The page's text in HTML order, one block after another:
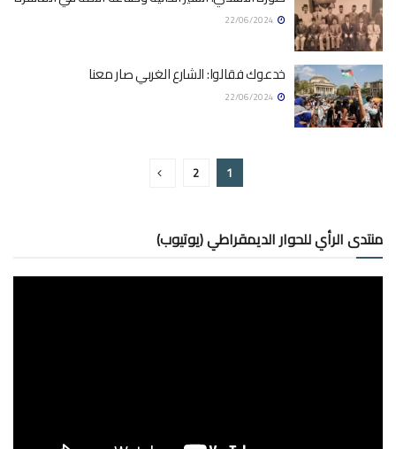
خدعوك فقالوا: الشارع الغربي صار معنا
1
2
منتدى الرأي للحوار الديمقراطي (يوتيوب)